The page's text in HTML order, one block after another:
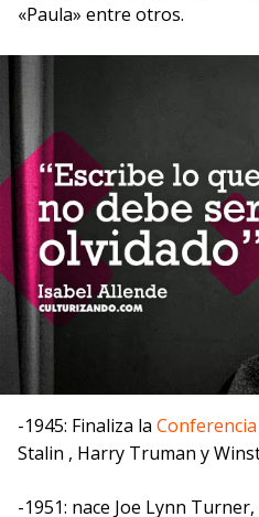
«Paula» entre otros.
-1945: Finaliza la
Stalin , Harry Truman y
-1951: nace Joe Lynn